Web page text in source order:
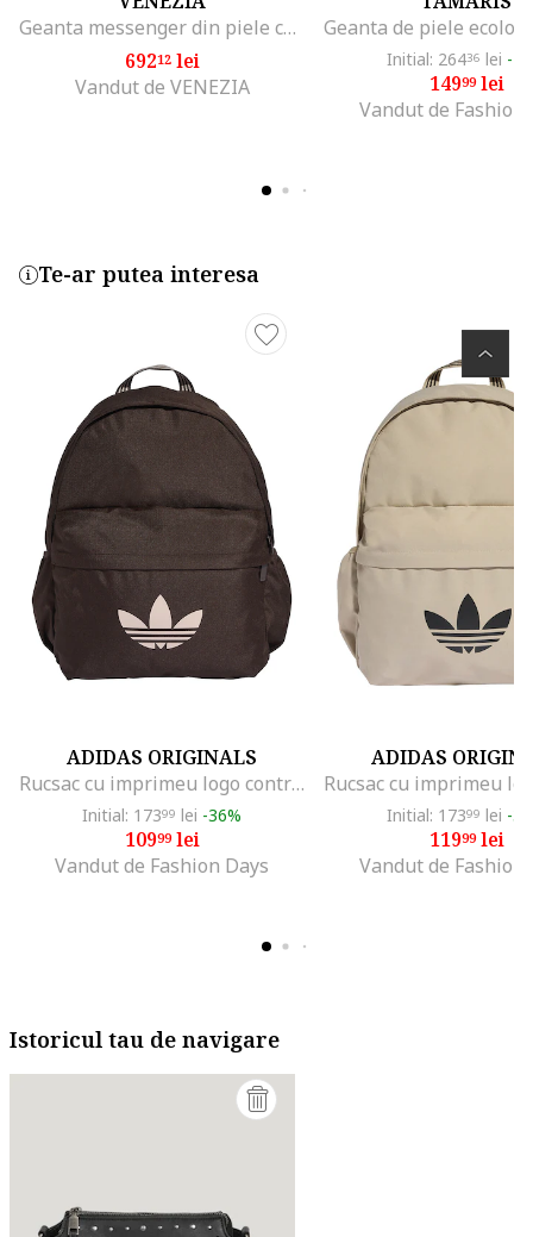
Geanta messenger din piele cu bareta detasabila
69212lei
Vandut de VENEZIA
Initial: 26436 lei -
14999lei
Vandut de Fashion
Te-ar putea interesa
ADIDAS ORIGINALS
Rucsac cu imprimeu logo contrastant, Maro
Initial: 17399 lei -36%
10999lei
Vandut de Fashion Days
ADIDAS
Initial: 17399 lei -
11999lei
Vandut de Fashion
Istoricul tau de navigare